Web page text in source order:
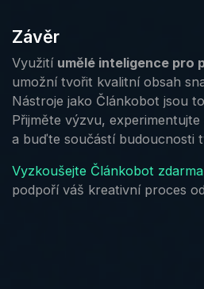
Závěr
Využití umělé inteligence pro
umožní tvořit kvalitní obsah
Nástroje jako Článkobot jsou
Přijměte výzvu,
a buďte součástí budoucnosti
Vyzkoušejte Článkobot zdarma
podpoří váš kreativní proces